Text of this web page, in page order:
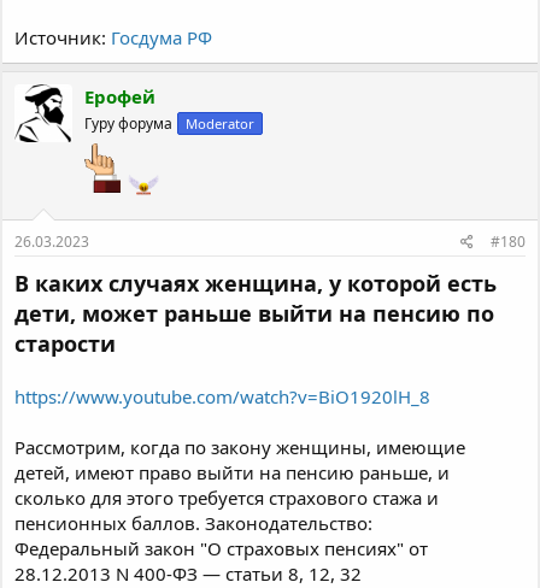
Источник: Госдума РФ
Ерофей
Гуру форума Moderator
26.03.2023 #180
В каких случаях женщина, у которой есть
дети, может раньше выйти на пенсию по
старости
https://www.youtube.com/watch?v=BiO1920lH_8
Рассмотрим, когда по закону женщины, имеющие
детей, имеют право выйти на пенсию раньше, и
сколько для этого требуется страхового стажа и
пенсионных баллов. Законодательство:
Федеральный закон "О страховых пенсиях" от
28.12.2013 N 400-ФЗ — статьи 8, 12, 32